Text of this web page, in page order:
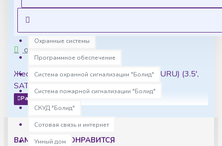
Медиаконвертеры
Охранные системы
Программное обеспечение
Система охранной сигнализации "Болид"
Система пожарной сигнализации "Болид"
СКУД "Болид"
Сотовая связь и интернет
Умный дом
ОПИСАНИЕ
Жесткий диск WD Purple 8TB (WD85PURU) (3.5',
SATA 3.0 (6Gbps))
ВАМ МОЖЕТ ПОНРАВИТСЯ